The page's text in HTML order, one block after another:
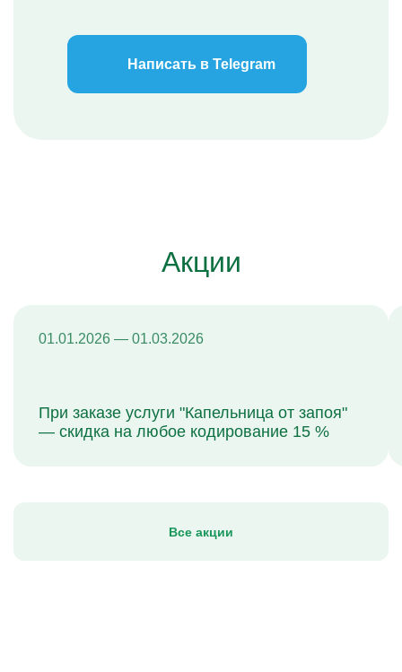
Написать в Telegram
Акции
01.01.2026 — 01.03.2026
При заказе услуги "Капельница от запоя"
— скидка на любое кодирование 15 %
Все акции